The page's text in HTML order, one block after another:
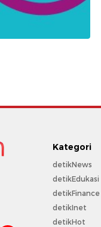
Kategori
detikNews
detikEdukasi
detikFinance
detikInet
detikHot